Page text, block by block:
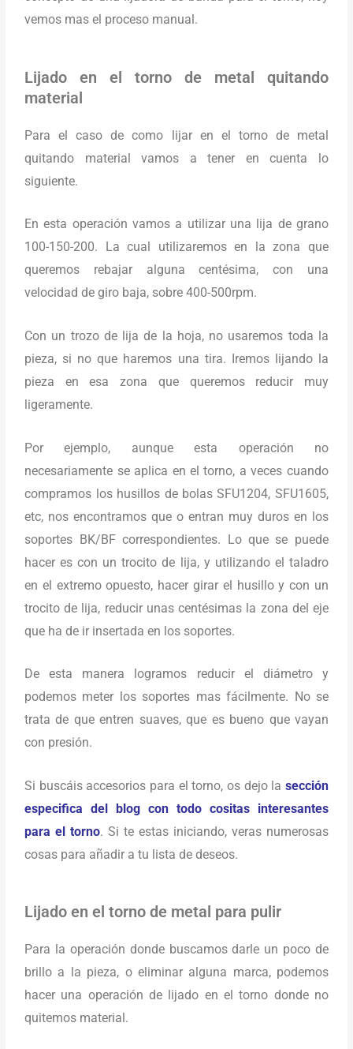
vemos mas el proceso manual.
Lijado en el torno de metal quitando
material
Para el caso de como lijar en el torno de metal
quitando material vamos a tener en cuenta lo
siguiente.
En esta operación vamos a utilizar una lija de grano
100-150-200. La cual utilizaremos en la zona que
queremos rebajar alguna centésima, con una
velocidad de giro baja, sobre 400-500rpm.
Con un trozo de lija de la hoja, no usaremos toda la
pieza, si no que haremos una tira. Iremos lijando la
pieza en esa zona que queremos reducir muy
ligeramente.
Por ejemplo, aunque esta operación no
necesariamente se aplica en el torno, a veces cuando
compramos los husillos de bolas SFU1204, SFU1605,
etc, nos encontramos que o entran muy duros en los
soportes BK/BF correspondientes. Lo que se puede
hacer es con un trocito de lija, y utilizando el taladro
en el extremo opuesto, hacer girar el husillo y con un
trocito de lija, reducir unas centésimas la zona del eje
que ha de ir insertada en los soportes.
De esta manera logramos reducir el diámetro y
podemos meter los soportes mas fácilmente. No se
trata de que entren suaves, que es bueno que vayan
con presión.
Si buscáis accesorios para el torno, os dejo la sección
especifica del blog con todo cositas interesantes
para el torno. Si te estas iniciando, veras numerosas
cosas para añadir a tu lista de deseos.
Lijado en el torno de metal para pulir
Para la operación donde buscamos darle un poco de
brillo a la pieza, o eliminar alguna marca, podemos
hacer una operación de lijado en el torno donde no
quitemos material.